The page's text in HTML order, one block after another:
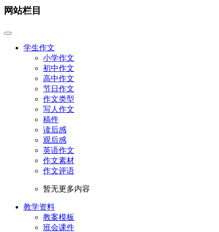
网站栏目
学生作文
小学作文
初中作文
高中作文
节日作文
作文类型
写人作文
稿件
读后感
观后感
英语作文
作文素材
作文评语
暂无更多内容
教学资料
教案模板
班会课件